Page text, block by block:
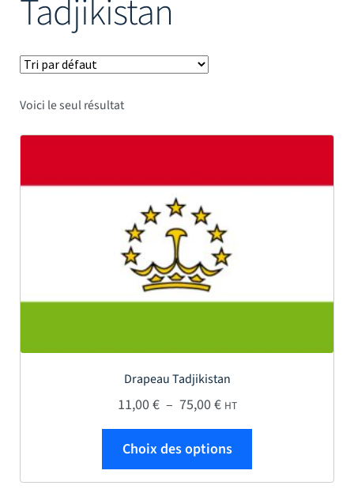
Mâts
Tadjikistan
Voici le seul résultat
Drapeau Tadjikistan
11,00€ – 75,00€Plage de prix : 11,00 €
HT
Choix des options